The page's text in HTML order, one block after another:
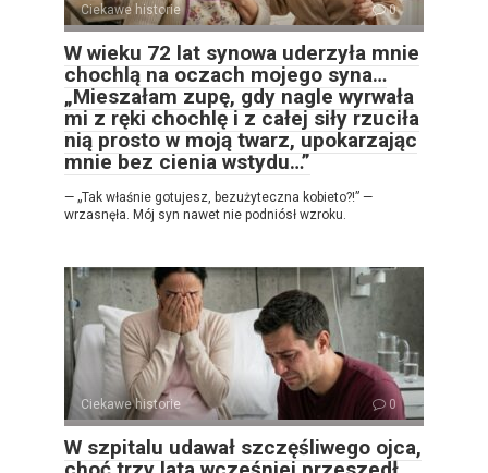
Ciekawe historie 0
W wieku 72 lat synowa uderzyła mnie
chochlą na oczach mojego syna…
„Mieszałam zupę, gdy nagle wyrwała
mi z ręki chochlę i z całej siły rzuciła
nią prosto w moją twarz, upokarzając
mnie bez cienia wstydu…”
— „Tak właśnie gotujesz, bezużyteczna kobieto?!” —
wrzasnęła. Mój syn nawet nie podniósł wzroku.
Ciekawe historie 0
W szpitalu udawał szczęśliwego ojca,